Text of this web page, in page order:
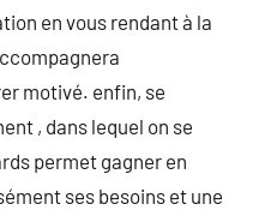
en vous rendant à la
motivé. enfin, se
, dans lequel on se
permet gagner en
ses besoins et une